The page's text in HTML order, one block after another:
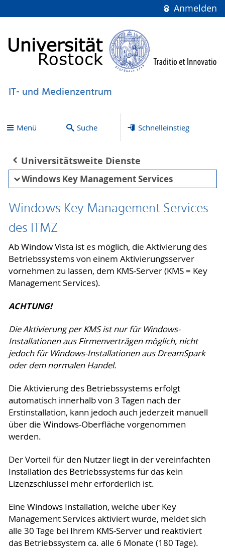
Anmelden
IT- und Medienzentrum
Menü Suche Schnelleinstieg
Universitätsweite Dienste
Windows Key Management Services
Windows Key Management Services
des ITMZ
Ab Window Vista ist es möglich, die Aktivierung des
Betriebssystems von einem Aktivierungsserver
vornehmen zu lassen, dem KMS-Server (KMS = Key
Management Services).
ACHTUNG!
Die Aktivierung per KMS ist nur für Windows-
Installationen aus Firmenverträgen möglich, nicht
jedoch für Windows-Installationen aus DreamSpark
oder dem normalen Handel.
Die Aktivierung des Betriebssystems erfolgt
automatisch innerhalb von 3 Tagen nach der
Erstinstallation, kann jedoch auch jederzeit manuell
über die Windows-Oberfläche vorgenommen
werden.
Der Vorteil für den Nutzer liegt in der vereinfachten
Installation des Betriebssystems für das kein
Lizenzschlüssel mehr erforderlich ist.
Eine Windows Installation, welche über Key
Management Services aktiviert wurde, meldet sich
alle 30 Tage bei Ihrem KMS-Server und reaktiviert
das Betriebssystem ca. alle 6 Monate (180 Tage).